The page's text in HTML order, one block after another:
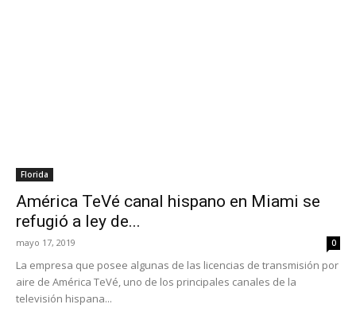
Florida
América TeVé canal hispano en Miami se
refugió a ley de...
mayo 17, 2019 0
La empresa que posee algunas de las licencias de transmisión por
aire de América TeVé, uno de los principales canales de la
televisión hispana...